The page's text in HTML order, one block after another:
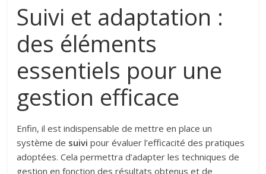
Suivi et adaptation :
des éléments
essentiels pour une
gestion efficace
Enfin, il est indispensable de mettre en place un
système de suivi pour évaluer l’efficacité des pratiques
adoptées. Cela permettra d’adapter les techniques de
gestion en fonction des résultats obtenus et de